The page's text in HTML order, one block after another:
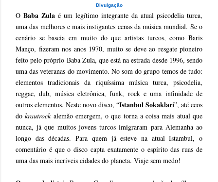
Divulgação
O Baba Zula é um legítimo integrante da atual psicodelia turca,
uma das melhores e mais instigantes cenas da música mundial. Se o
cenário se baseia em muito do que artistas turcos, como Baris
Manço, fizeram nos anos 1970, muito se deve ao resgate pioneiro
feito pelo próprio Baba Zula, que está na estrada desde 1996, sendo
uma das veteranas do movimento. No som do grupo temos de tudo:
elementos tradicionais da riquíssima música turca, psicodelia,
reggae, dub, música eletrônica, funk, rock e uma infinidade de
outros elementos. Neste novo disco, “Istanbul Sokaklari”, até ecos
dokrautrockalemão emergem, o que torna a coisa mais atual que
nunca, já que muitos jovens turcos imigraram para Alemanha ao
longo das décadas. Para quem já esteve na atual Istambul, o
comentário é que o disco capta exatamente o espírito das ruas de
uma das mais incríveis cidades do planeta. Viaje sem medo!